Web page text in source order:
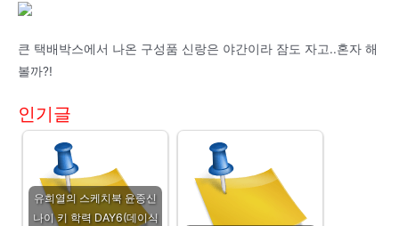
큰 택배박스에서 나온 구성품 신랑은 야간이라 잠도 자고..혼자 해
볼까?!
인기글
유희열의 스케치북 윤종신
나이 키 학력 DAY6(데이식